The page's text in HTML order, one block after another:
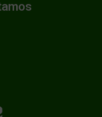
real o digital